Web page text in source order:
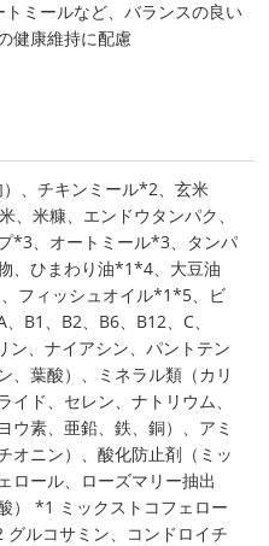
ミールなど、バランスの良い
健康維持に配慮
、チキンミール*2、玄米
、米糠、エンドウタンパク、
*3、オートミール*3、タンパ
、ひまわり油*1*4、大豆油
フィッシュオイル*1*5、ビ
B1、B2、B6、B12、C、
ン、ナイアシン、パントテン
、葉酸）、ミネラル類（カリ
イド、セレン、ナトリウム、
ウ素、亜鉛、鉄、銅）、アミ
オニン）、酸化防止剤（ミッ
ロール、ローズマリー抽出
） *1 ミックストコフェロー
グルコサミン、コンドロイチ